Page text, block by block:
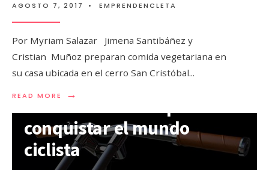
AGOSTO 7, 2017 • EMPRENDENCLETA
Por Myriam Salazar Jimena Santibáñez y
Cristian Muñoz preparan comida vegetariana en
su casa ubicada en el cerro San Cristóbal...
READ MORE →
Innobike Stgo: creadores
locales se reúnen para
conquistar el mundo
ciclista